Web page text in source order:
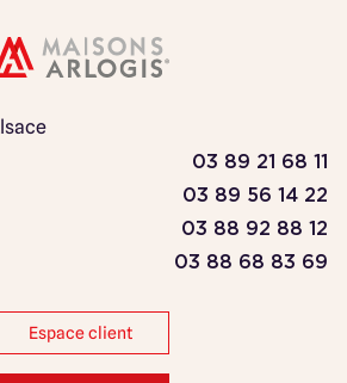
03 89 21 68 11
03 89 56 14 22
03 88 92 88 12
03 88 68 83 69
Espace client